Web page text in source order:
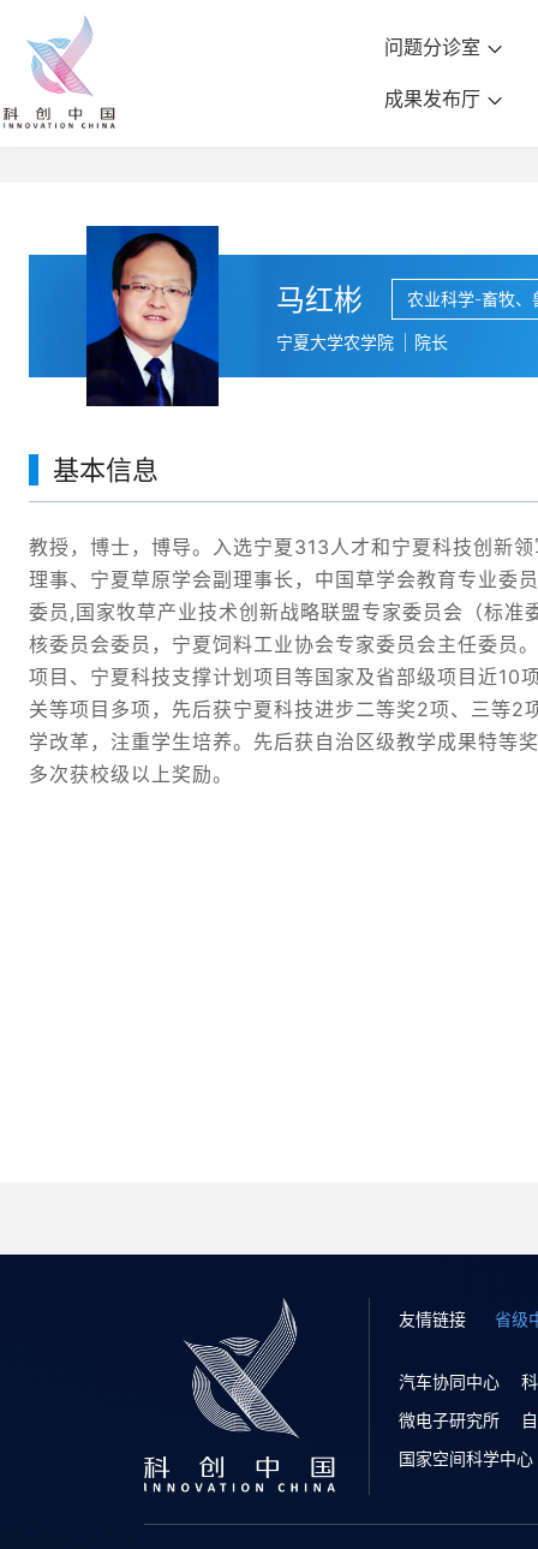
问题分诊室
成果发布厅
马红彬 农业科学-畜牧、
宁夏大学农学院 院长
基本信息
教授，博士，博导。入选宁夏313人才和宁夏科技创新
理事、宁夏草原学会副理事长，中国草学会教育专业委
委员,国家牧草产业技术创新战略联盟专家委员会（标
核委员会委员，宁夏饲料工业协会专家委员会主任委员
项目、宁夏科技支撑计划项目等国家及省部级项目近
关等项目多项，先后获宁夏科技进步二等奖2项、三等
学改革，注重学生培养。先后获自治区级教学成果特等
多次获校级以上奖励。
友情链接 省级
汽车协同中心
微电子研究所
国家空间科学中心